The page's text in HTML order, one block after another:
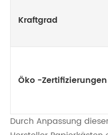
Kraftgrad
Öko -Zertifizierungen
Durch Anpassung